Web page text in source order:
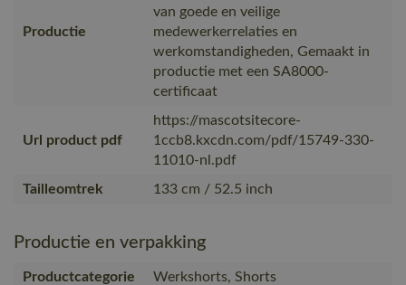
Productie
van goede en veilige
medewerkerrelaties en
werkomstandigheden, Gemaakt in
productie met een SA8000-
certificaat
Url product pdf
https://mascotsitecore-
1ccb8.kxcdn.com/pdf/15749-330-
11010-nl.pdf
Tailleomtrek
133 cm / 52.5 inch
Productie en verpakking
Productcategorie Werkshorts, Shorts